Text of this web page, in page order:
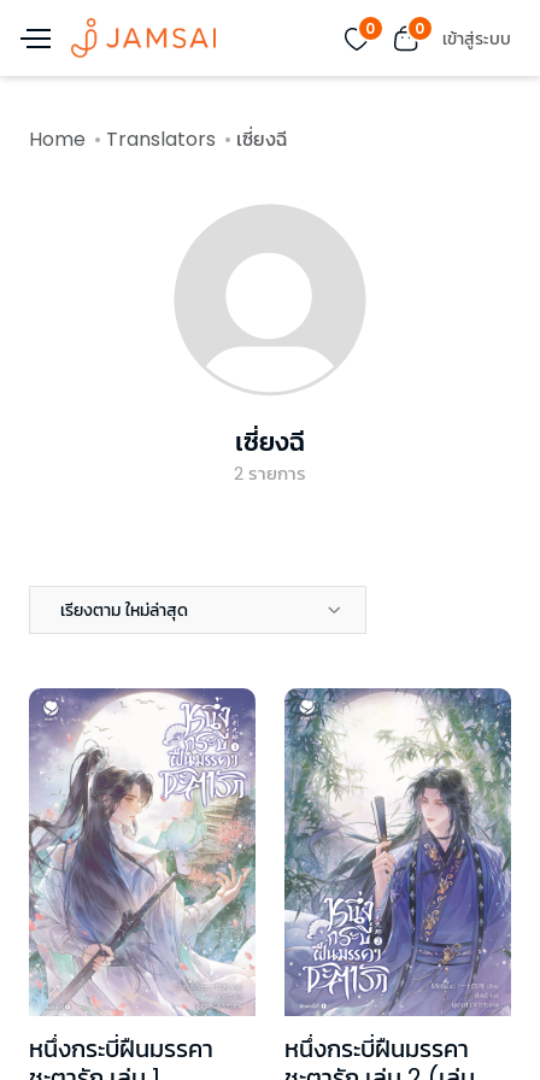
0 0 เข้าสู่ระบบ
Home Translators เซี่ยงฉี
เซี่ยงฉี
2รายการ
เรียงตาม ใหม่ล่าสุด
หนึ่งกระบี่ฝืนมรรคา
หนึ่งกระบี่ฝืนมรรคา